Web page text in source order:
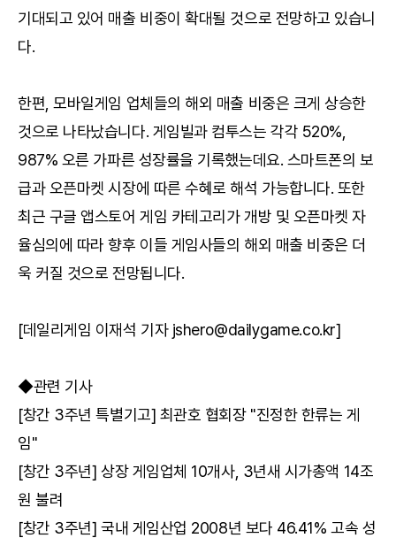
기대되고 있어 매출 비중이 확대될 것으로 전망하고 있습니
다.
한편, 모바일게임 업체들의 해외 매출 비중은 크게 상승한
것으로 나타났습니다. 게임빌과 컴투스는 각각 520%,
987% 오른 가파른 성장률을 기록했는데요. 스마트폰의 보
급과 오픈마켓 시장에 따른 수혜로 해석 가능합니다. 또한
최근 구글 앱스토어 게임 카테고리가 개방 및 오픈마켓 자
율심의에 따라 향후 이들 게임사들의 해외 매출 비중은 더
욱 커질 것으로 전망됩니다.
[데일리게임 이재석 기자 jshero@dailygame.co.kr]
◆관련 기사
[창간 3주년 특별기고] 최관호 협회장 "진정한 한류는 게
임"
[창간 3주년] 상장 게임업체 10개사, 3년새 시가총액 14조
원 불려
[창간 3주년] 국내 게임산업 2008년 보다 46.41% 고속 성